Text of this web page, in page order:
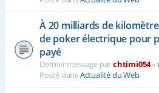
À 20 milliards de
de poker électrique pour
payé
Dernier message parchtimi054«
Posté dansActualité du Web